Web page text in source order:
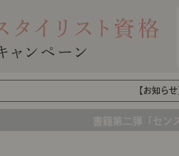
【お知らせ
書籍第二弾「セン